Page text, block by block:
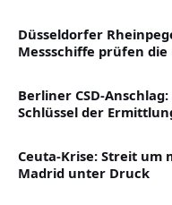
Düsseldorfer
Messschiffe prüfen
Berliner CSD-
Schlüssel der
Ceuta-Krise: Streit um
Madrid unter Druck